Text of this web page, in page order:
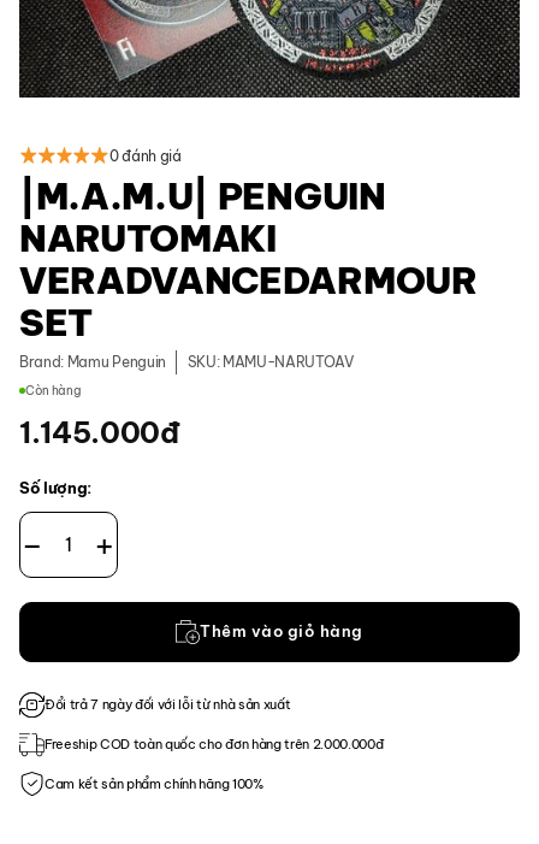
0 đánh giá
|M.A.M.U| PENGUIN
NARUTOMAKI
VERADVANCEDARMOUR
SET
Brand: Mamu Penguin SKU: MAMU-NARUTOAV
Còn hàng
1.145.000đ
Số lượng:
|M.A.M.U| Penguin Narutomaki verAdvancedArmour set số
Thêm vào giỏ hàng
Đổi trả 7 ngày đối với lỗi từ nhà sản xuất
Freeship COD toàn quốc cho đơn hàng trên 2.000.000đ
Cam kết sản phẩm chính hãng 100%